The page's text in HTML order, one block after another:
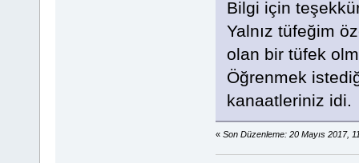
Bilgi için
Yalnız tüfeğim
olan bir tüfek
Öğrenmek
kanaatleriniz idi.
« Son Düzenleme: 20 Mayıs 2017,